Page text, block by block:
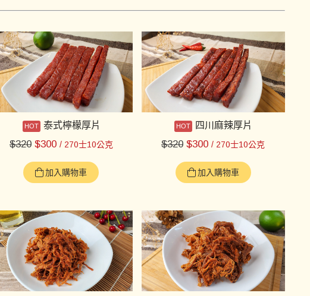
泰式檸檬厚片
$320 $300 / 270士10公克
加入購物車
四川麻辣厚片
$320 $300/ 270士10公克
加入購物車